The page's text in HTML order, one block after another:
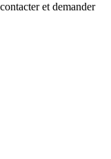
et demander